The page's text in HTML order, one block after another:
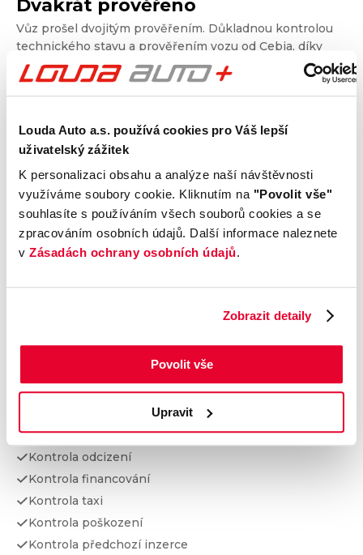
Louda Auto a.s. používá cookies pro Váš lepší
uživatelský zážitek
K personalizaci obsahu a analýze naší návštěvnosti
využíváme soubory cookie. Kliknutím na "Povolit vše"
souhlasíte s používáním všech souborů cookies a se
zpracováním osobních údajů. Další informace naleznete
v Zásadách ochrany osobních údajů.
Zobrazit detaily
Povolit vše
Upravit
Dvakrát prověřeno
Vůz prošel dvojitým prověřením. Důkladnou kontrolou
technického stavu a prověřením vozu od Cebia, díky
kterému získáte garanci původu, historie, ověříte si
nájezd kilometrů a získáte i další informace. Dvojité
prověření pro jistotu při nákupu.
Kontrola technického stavu
Motor
Převodovka a spojka
Nápravy a podvozek
Výfuková soustava
Elektronické části vozu
Prověření vozu od Cebia
Kontrola najetých km
Kontrola odcizení
Kontrola financování
Kontrola taxi
Kontrola poškození
Kontrola předchozí inzerce